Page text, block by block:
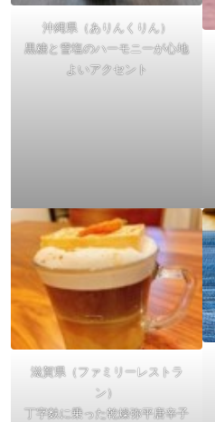
沖縄県（ありんくりん）
黒糖と雪塩のハーモニーが心地
よいアクセント
滋賀県（ファミリーレストラ
ン）
丁字麩に乗った乾燥弥平唐辛子